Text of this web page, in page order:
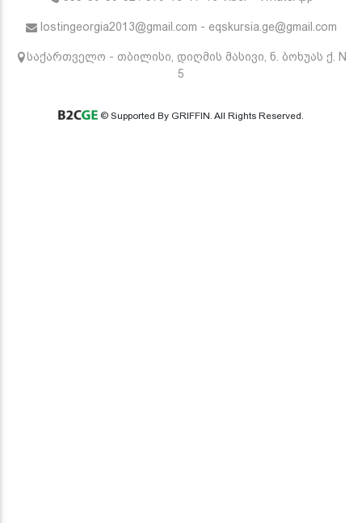
lostingeorgia2013@gmail.com - eqskursia.ge@gmail.com
საქართველო - თბილისი, დიღმის მასივი, ნ. ბოხუას ქ. N
5
© Supported By GRIFFIN. All Rights Reserved.